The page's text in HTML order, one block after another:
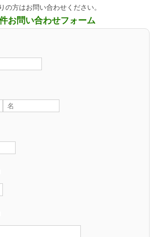
の方はお問い合わせください。
お問い合わせフォーム